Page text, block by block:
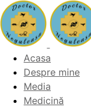
Acasa
Despre mine
Media
Medicină